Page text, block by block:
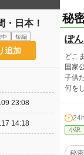
秘
ぽ
どこ
国家
子供
何を
小説
秘
・日本！
短編
追加
23:08
14:18